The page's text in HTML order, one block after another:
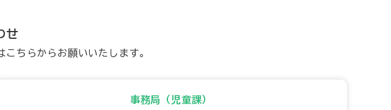
せ
ちらからお願いいたします。
事務局（児童課）